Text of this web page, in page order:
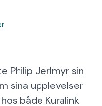
Philip Jerlmyr sin
sina upplevelser
både Kuralink